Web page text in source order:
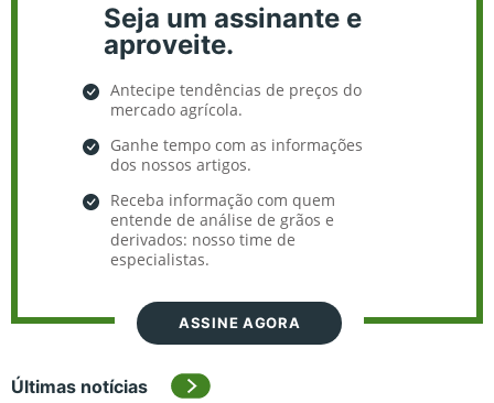
Seja um assinante e
aproveite.
Antecipe tendências de preços do
mercado agrícola.
Ganhe tempo com as informações
dos nossos artigos.
Receba informação com quem
entende de análise de grãos e
derivados: nosso time de
especialistas.
ASSINE AGORA
Últimas notícias